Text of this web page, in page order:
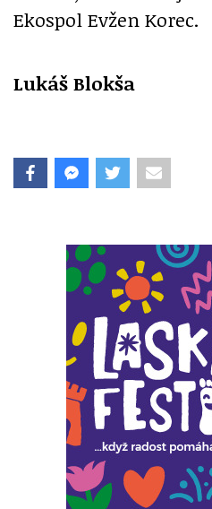
Ekospol Evžen Korec.
Lukáš Blokša